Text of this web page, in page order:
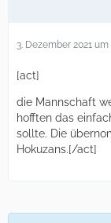
3. Dezember 2021 um
[act]
die Mannschaft
hofften das
sollte. Die
Hokuzans.[/act]